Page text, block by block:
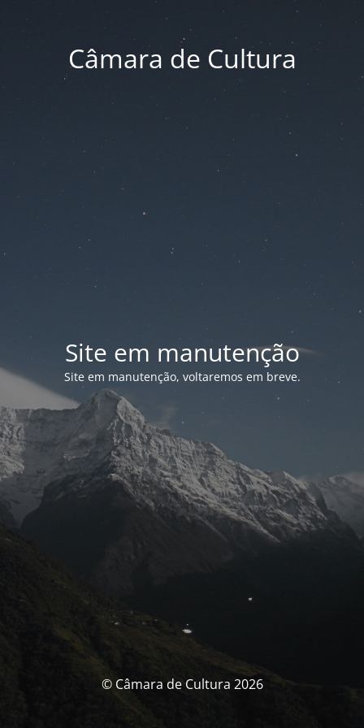
Câmara de Cultura
Site em manutenção
Site em manutenção, voltaremos em breve.
© Câmara de Cultura 2026